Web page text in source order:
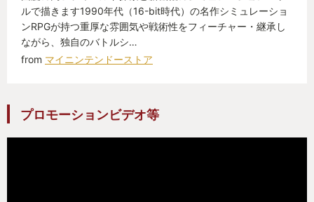
に惚れ込みました。
体験版の内容はゲームの面白い部分を切り取ったも
のではなく、序盤から5時間分もしくは一定までシナ
シミュレーション戦闘を1戦する度に、ほぼ毎回新し
い仲間が追加されていき新しい戦術を考える余地が
ルで描きます1990年代（16-bit時代）の名作シミュレーショ
ンRPGが持つ重厚な雰囲気や戦術性をフィーチャー・継承し
ながら、独自のバトルシ…
from マイニンテンドーストア
プロモーションビデオ等